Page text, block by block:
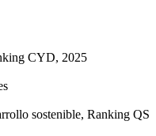
CYD, 2025
sostenible, Ranking QS